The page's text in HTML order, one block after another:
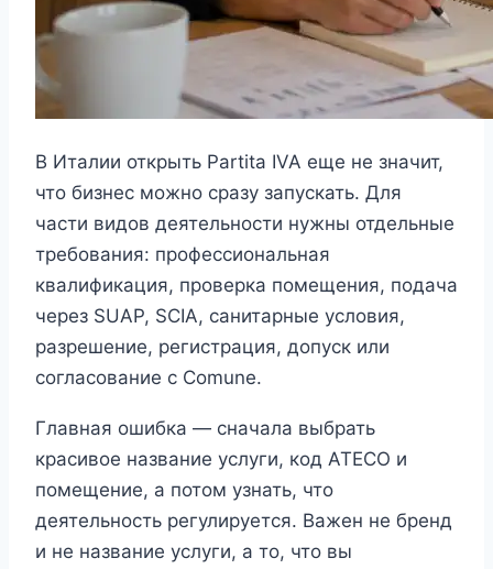
В Италии открыть Partita IVA еще не значит,
что бизнес можно сразу запускать. Для
части видов деятельности нужны отдельные
требования: профессиональная
квалификация, проверка помещения, подача
через SUAP, SCIA, санитарные условия,
разрешение, регистрация, допуск или
согласование с Comune.
Главная ошибка — сначала выбрать
красивое название услуги, код ATECO и
помещение, а потом узнать, что
деятельность регулируется. Важен не бренд
и не название услуги, а то, что вы